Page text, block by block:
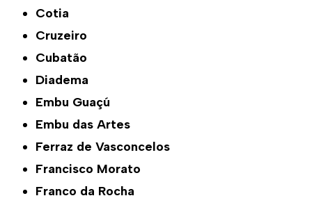
Cotia
Cruzeiro
Cubatão
Diadema
Embu Guaçú
Embu das Artes
Ferraz de Vasconcelos
Francisco Morato
Franco da Rocha